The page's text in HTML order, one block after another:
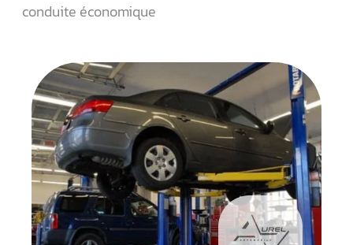
conduite économique